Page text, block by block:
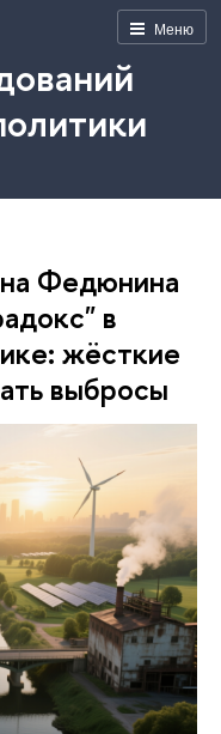
Меню
Федюнина
в
жёсткие
выбросы